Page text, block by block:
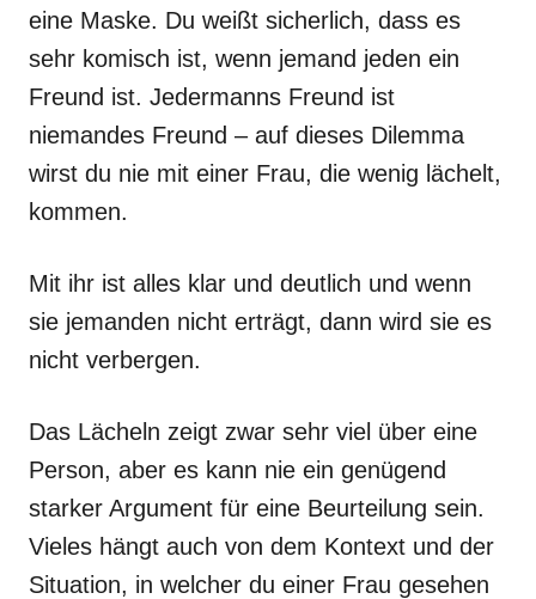
eine Maske. Du weißt sicherlich, dass es
sehr komisch ist, wenn jemand jeden ein
Freund ist. Jedermanns Freund ist
niemandes Freund – auf dieses Dilemma
wirst du nie mit einer Frau, die wenig lächelt,
kommen.
Mit ihr ist alles klar und deutlich und wenn
sie jemanden nicht erträgt, dann wird sie es
nicht verbergen.
Das Lächeln zeigt zwar sehr viel über eine
Person, aber es kann nie ein genügend
starker Argument für eine Beurteilung sein.
Vieles hängt auch von dem Kontext und der
Situation, in welcher du einer Frau gesehen